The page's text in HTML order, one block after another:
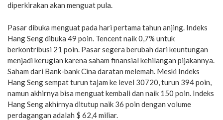
diperkirakan akan menguat pula.
Pasar dibuka menguat pada hari pertama tahun anjing. Indeks
Hang Seng dibuka 49 poin. Tencent naik 0,7% untuk
berkontribusi 21 poin. Pasar segera berubah dari keuntungan
menjadi kerugian karena saham finansial kehilangan pijakannya.
Saham dari Bank-bank Cina daratan melemah. Meski Indeks
Hang Seng sempat turun tajam ke level 30720, turun 394 poin,
namun akhirnya bisa menguat kembali dan naik 150 poin. Indeks
Hang Seng akhirnya ditutup naik 36 poin dengan volume
perdagangan adalah $ 62,4 miliar.